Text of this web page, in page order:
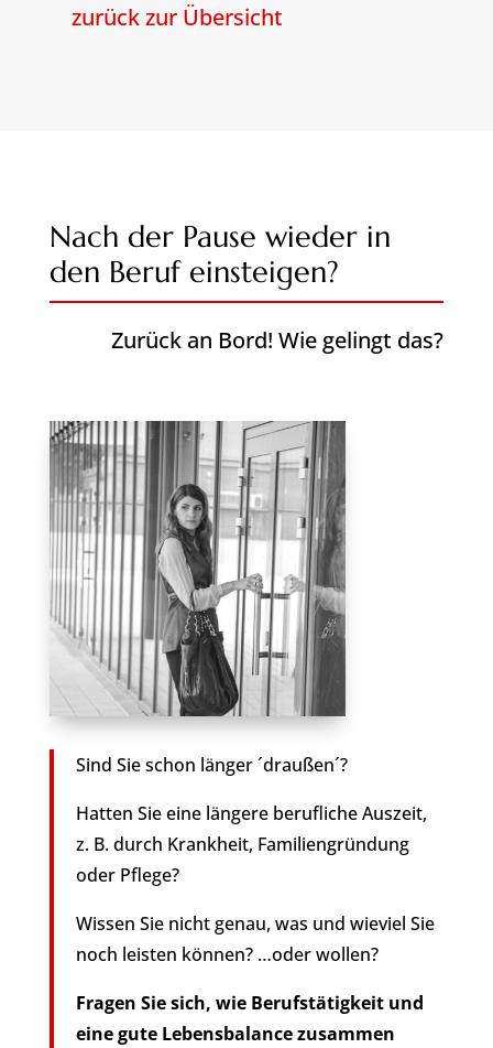
zurück zur Übersicht
Nach der Pause wieder in
den Beruf einsteigen?
Zurück an Bord! Wie gelingt das?
Sind Sie schon länger ´draußen´?
Hatten Sie eine längere berufliche Auszeit,
z. B. durch Krankheit, Familiengründung
oder Pflege?
Wissen Sie nicht genau, was und wieviel Sie
noch leisten können? …oder wollen?
Fragen Sie sich, wie Berufstätigkeit und
eine gute Lebensbalance zusammen